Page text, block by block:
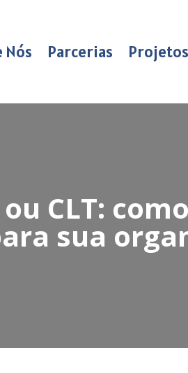
Nós Parcerias Projetos
CLT:
sua